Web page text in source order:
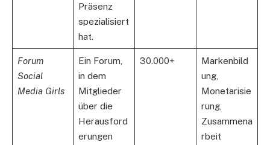
Präsenz
spezialisiert
hat.
Forum
Social
Media Girls
Ein Forum,
in dem
Mitglieder
über die
Herausford
erungen
30.000+
Markenbild
ung,
Monetarisie
rung,
Zusammena
rbeit